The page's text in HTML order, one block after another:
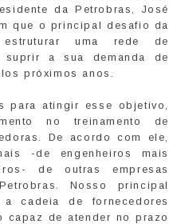
da Petrobras, José
que o principal desafio da
uma rede de
suprir a sua demanda de
próximos anos.
para atingir esse objetivo,
no treinamento de
De acordo com ele,
-de engenheiros mais
de outras empresas
Nosso principal
cadeia de fornecedores
capaz de atender no prazo